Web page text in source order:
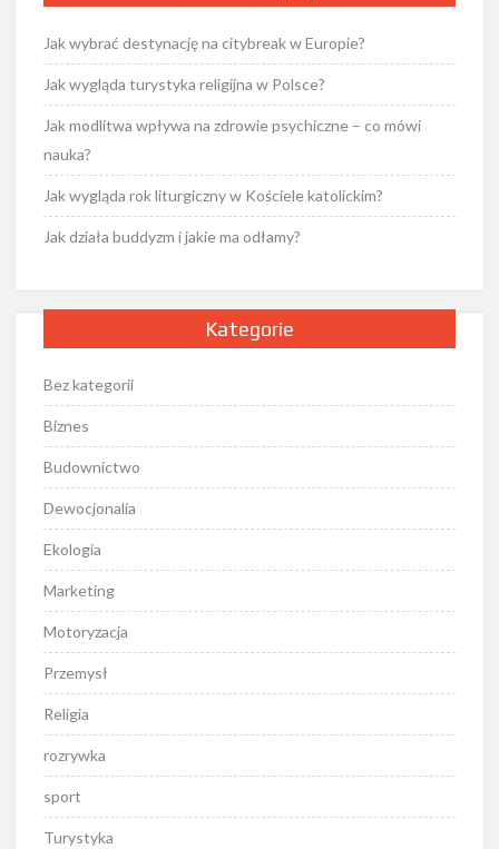
Jak wybrać destynację na citybreak w Europie?
Jak wygląda turystyka religijna w Polsce?
Jak modlitwa wpływa na zdrowie psychiczne – co mówi
nauka?
Jak wygląda rok liturgiczny w Kościele katolickim?
Jak działa buddyzm i jakie ma odłamy?
Kategorie
Bez kategorii
Biznes
Budownictwo
Dewocjonalia
Ekologia
Marketing
Motoryzacja
Przemysł
Religia
rozrywka
sport
Turystyka